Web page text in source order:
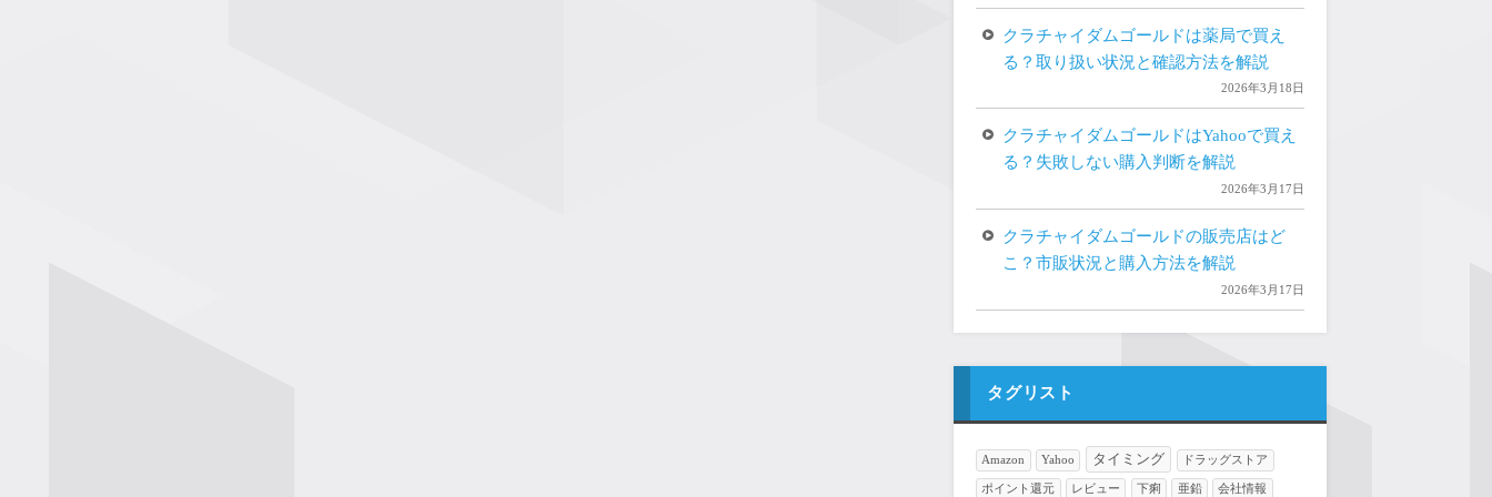
クラチャイダムゴールドは薬局で買え
る？取り扱い状況と確認方法を解説
2026年3月18日
クラチャイダムゴールドはYahooで買え
る？失敗しない購入判断を解説
2026年3月17日
クラチャイダムゴールドの販売店はど
こ？市販状況と購入方法を解説
2026年3月17日
タグリスト
Amazon Yahoo タイミング ドラッグストア
ポイント還元 レビュー 下痢 亜鉛 会社情報